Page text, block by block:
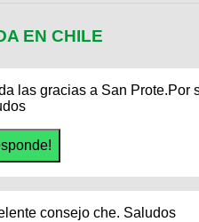
EN CHILE
las gracias a San Prote.Por
consejo che. Saludos